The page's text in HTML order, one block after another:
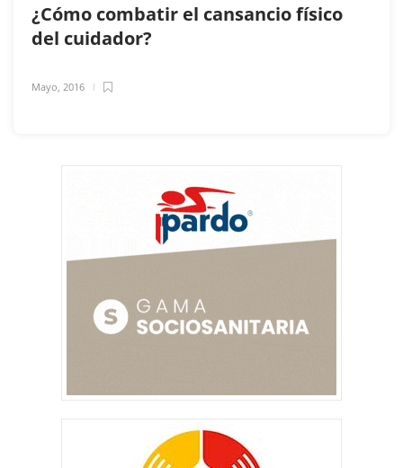
¿Cómo combatir el cansancio físico
del cuidador?
Mayo, 2016